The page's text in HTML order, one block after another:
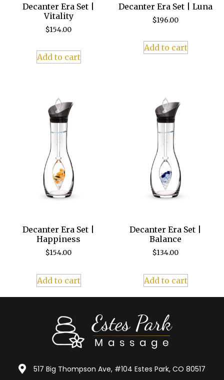
Decanter Era Set |
Vitality
$154.00
Add to cart
Decanter Era Set | Luna
$196.00
Add to cart
Decanter Era Set |
Happiness
$154.00
Add to cart
Decanter Era Set |
Balance
$134.00
Add to cart
517 Big Thompson Ave, #104 Estes Park, CO 80517